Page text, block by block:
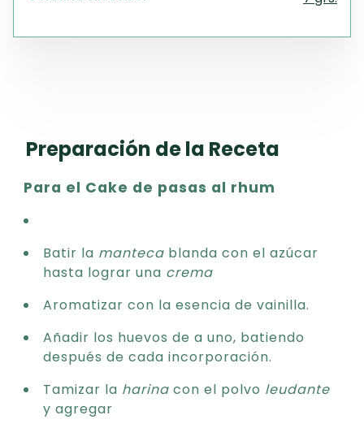
Preparación de la Receta
Para el Cake de pasas al rhum
Batir la manteca blanda con el azúcar
hasta lograr una crema
Aromatizar con la esencia de vainilla.
Añadir los huevos de a uno, batiendo
después de cada incorporación.
Tamizar la harina con el polvo leudante
y agregar